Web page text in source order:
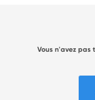
Vous n'avez pas